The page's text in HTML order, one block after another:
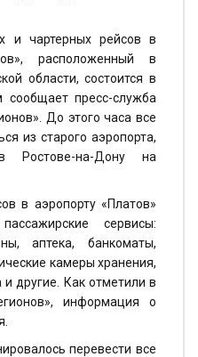
и чартерных рейсов в
расположенный в
области, состоится в
пресс-служба
До этого часа все
из старого аэропорта,
Ростове-на-Дону на
в аэропорту «Платов»
сервисы:
аптека, банкоматы,
камеры хранения,
другие. Как отметили в
информация о
перевести все